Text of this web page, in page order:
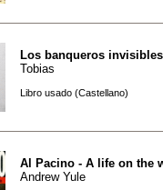
Los banqueros invisibles
Tobias
Libro usado (Castellano)
Al Pacino - A life on the
Andrew Yule